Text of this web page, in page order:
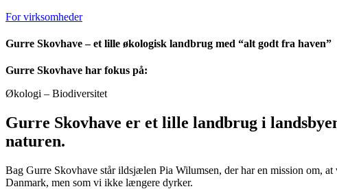
For virksomheder
Gurre Skovhave – et lille økologisk landbrug med “alt godt fra haven”
Gurre Skovhave har fokus på:
Økologi – Biodiversitet
Gurre Skovhave er et lille landbrug i
naturen.
Bag Gurre Skovhave står ildsjælen Pia Wilumsen, der har en mission om,
Danmark, men som vi ikke længere dyrker.